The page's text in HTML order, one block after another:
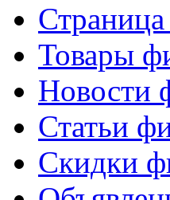
Товары
Новости
Статьи
Скидки